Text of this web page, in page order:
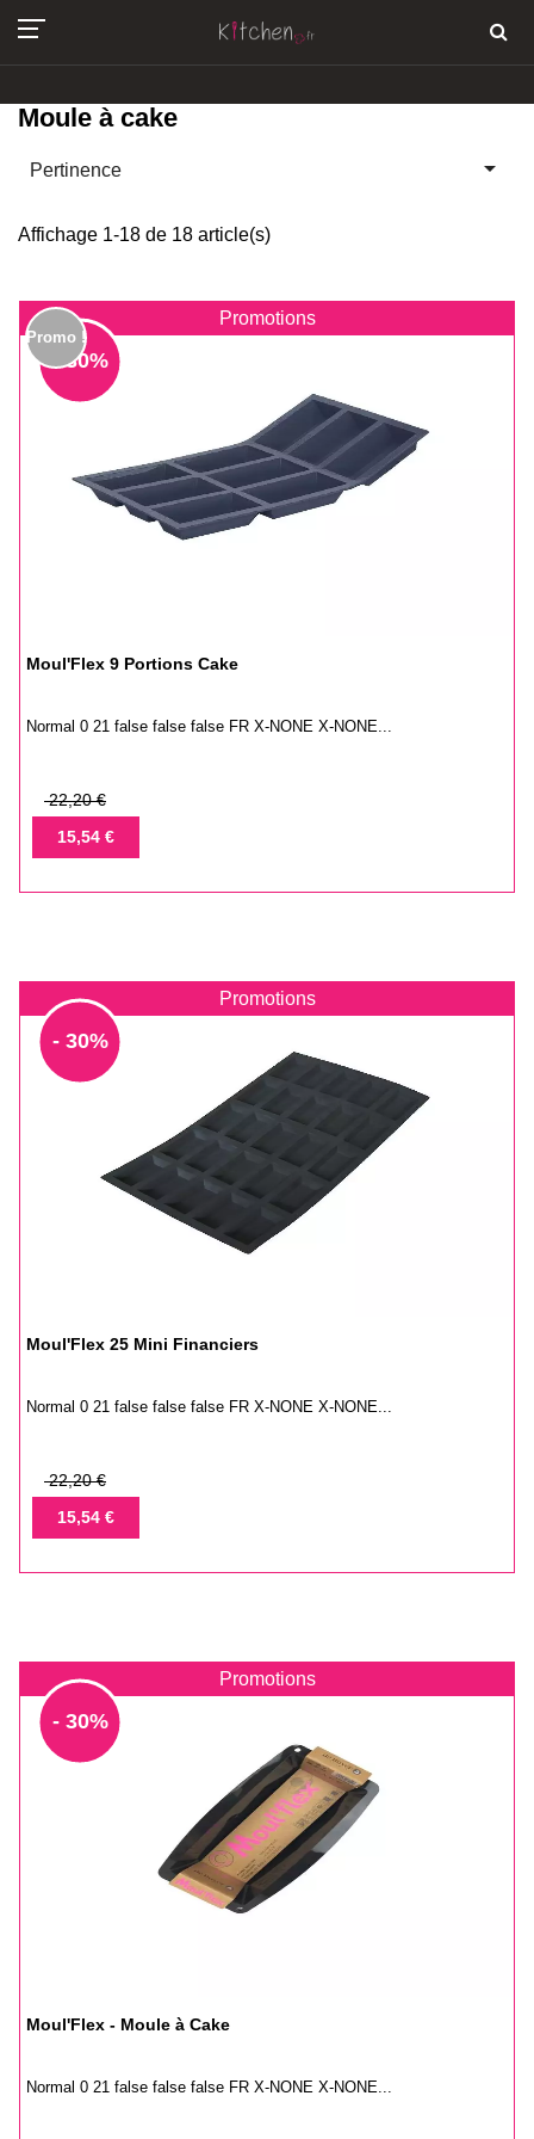
Moule à cake
Pertinence 
Affichage 1-18 de 18 article(s)
Promotions
- 30%
Moul'Flex 9 Portions Cake
Normal 0 21 false false false FR X-NONE X-NONE...
Prix
base
22,20 €
Prix15,54 €
Promo !
Promotions
- 30%
Moul'Flex 25 Mini Financiers
Normal 0 21 false false false FR X-NONE X-NONE...
Prix
base
22,20 €
Prix15,54 €
Promotions
- 30%
Moul'Flex - Moule à Cake
Normal 0 21 false false false FR X-NONE X-NONE...